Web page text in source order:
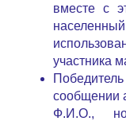
вместе с
участника
сообщении
Ф.И.О.,